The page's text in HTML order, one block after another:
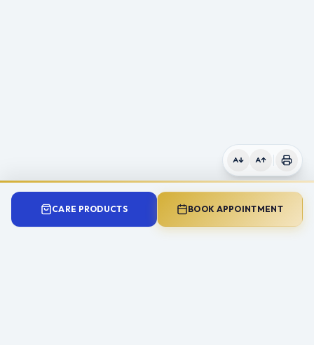
CARE PRODUCTS BOOK APPOINTMENT